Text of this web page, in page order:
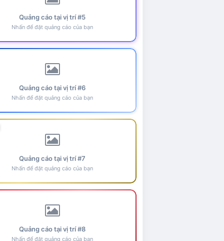
Quảng cáo tại vị trí #5
Nhấn để đặt quảng cáo của bạn
Quảng cáo tại vị trí #6
Nhấn để đặt quảng cáo của bạn
Quảng cáo tại vị trí #7
Nhấn để đặt quảng cáo của bạn
Quảng cáo tại vị trí #8
Nhấn để đặt quảng cáo của bạn